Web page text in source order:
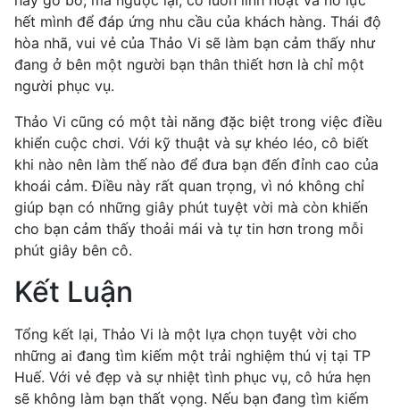
hết mình để đáp ứng nhu cầu của khách hàng. Thái độ
hòa nhã, vui vẻ của Thảo Vi sẽ làm bạn cảm thấy như
đang ở bên một người bạn thân thiết hơn là chỉ một
người phục vụ.
Thảo Vi cũng có một tài năng đặc biệt trong việc điều
khiển cuộc chơi. Với kỹ thuật và sự khéo léo, cô biết
khi nào nên làm thế nào để đưa bạn đến đỉnh cao của
khoái cảm. Điều này rất quan trọng, vì nó không chỉ
giúp bạn có những giây phút tuyệt vời mà còn khiến
cho bạn cảm thấy thoải mái và tự tin hơn trong mỗi
phút giây bên cô.
Kết Luận
Tổng kết lại, Thảo Vi là một lựa chọn tuyệt vời cho
những ai đang tìm kiếm một trải nghiệm thú vị tại TP
Huế. Với vẻ đẹp và sự nhiệt tình phục vụ, cô hứa hẹn
sẽ không làm bạn thất vọng. Nếu bạn đang tìm kiếm